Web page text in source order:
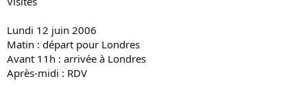
Lundi 12 juin 2006
Matin : départ pour Londres
Avant 11h : arrivée à Londres
Après-midi : RDV